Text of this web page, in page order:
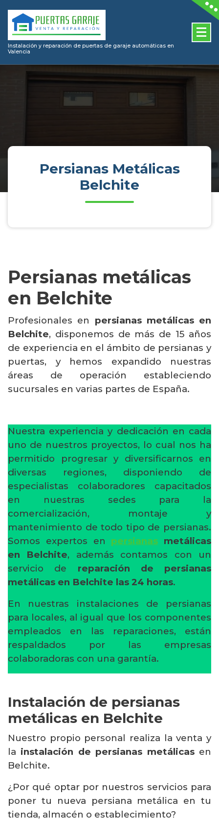
content
Instalación y reparación de puertas de garaje automáticas en
Valencia
Persianas Metálicas
Belchite
Persianas metálicas
en Belchite
Profesionales en persianas metálicas en
Belchite, disponemos de más de 15 años
de experiencia en el ámbito de persianas y
puertas, y hemos expandido nuestras
áreas de operación estableciendo
sucursales en varias partes de España.
Nuestra experiencia y dedicación en cada
uno de nuestros proyectos, lo cual nos ha
permitido progresar y diversificarnos en
diversas regiones, disponiendo de
especialistas colaboradores capacitados
en nuestras sedes para la
comercialización, montaje y
mantenimiento de todo tipo de persianas.
Somos expertos en persianas metálicas
en Belchite, además contamos con un
servicio de reparación de persianas
metálicas en Belchite las 24 horas.
En nuestras instalaciones de persianas
para locales, al igual que los componentes
empleados en las reparaciones, están
respaldados por las empresas
colaboradoras con una garantía.
Instalación de persianas
metálicas en Belchite
Nuestro propio personal realiza la venta y
la instalación de persianas metálicasen
Belchite.
¿Por qué optar por nuestros servicios para
poner tu nueva persiana metálica en tu
tienda, almacén o establecimiento?